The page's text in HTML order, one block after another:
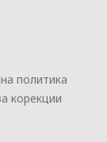
политика
корекции